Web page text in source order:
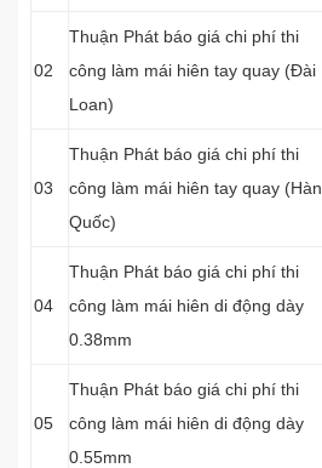
02
Thuận Phát báo giá chi phí thi
công làm mái hiên tay quay (Đài
Loan)
03
Thuận Phát báo giá chi phí thi
công làm mái hiên tay quay (Hàn
Quốc)
04
Thuận Phát báo giá chi phí thi
công làm mái hiên di động dày
0.38mm
05
Thuận Phát báo giá chi phí thi
công làm mái hiên di động dày
0.55mm